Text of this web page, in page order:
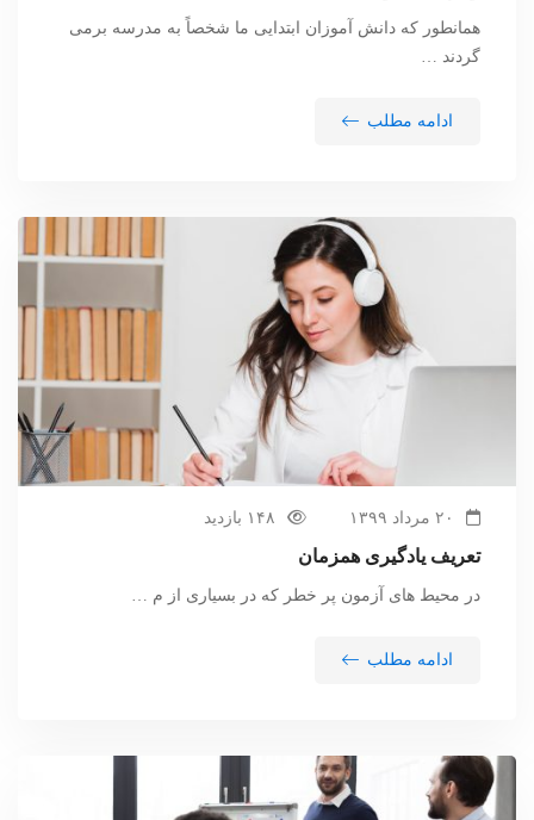
همانطور که دانش آموزان ابتدایی ما شخصاً به مدرسه برمی
گردند …
ادامه مطلب
۲۰ مرداد ۱۳۹۹ ۱۴۸ بازدید
تعریف یادگیری همزمان
در محیط های آزمون پر خطر که در بسیاری از م …
ادامه مطلب